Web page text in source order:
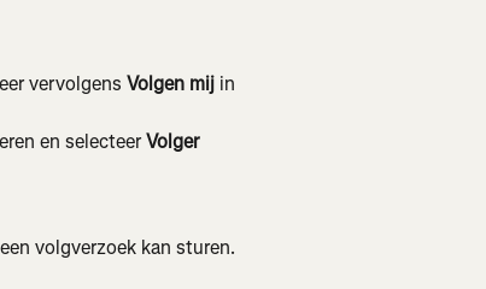
vervolgens Volgen mij in
en selecteer Volger
volgverzoek kan sturen.